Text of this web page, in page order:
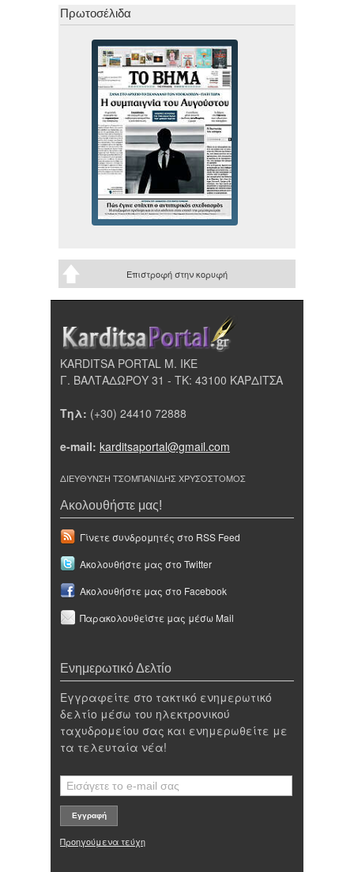
Πρωτοσέλιδα
Επιστροφή στην κορυφή
KARDITSA PORTAL Μ. ΙΚΕ
Γ. ΒΑΛΤΑΔΩΡΟΥ 31 - ΤΚ: 43100 ΚΑΡΔΙΤΣΑ
Τηλ: (+30) 24410 72888
e-mail: karditsaportal@gmail.com
ΔΙΕΥΘΥΝΣΗ ΤΣΟΜΠΑΝΙΔΗΣ ΧΡΥΣΟΣΤΟΜΟΣ
Ακολουθήστε μας!
Γίνετε συνδρομητές στο RSS Feed
Ακολουθήστε μας στο Twitter
Ακολουθήστε μας στο Facebook
Παρακολουθείστε μας μέσω Mail
Ενημερωτικό Δελτίο
Εγγραφείτε στο τακτικό ενημερωτικό
δελτίο μέσω του ηλεκτρονικού
ταχυδρομείου σας και ενημερωθείτε με
τα τελευταία νέα!
Προηγούμενα τεύχη